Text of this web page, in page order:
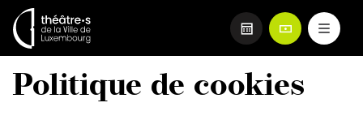
Politique de cookies